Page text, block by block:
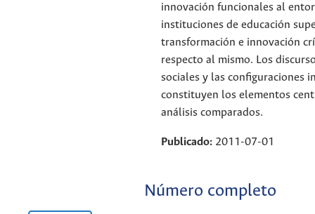
innovación funcionales al
instituciones de educación
transformación e innovación
respecto al mismo. Los
sociales y las configuraciones
constituyen los elementos
análisis comparados.
Publicado: 2011-07-01
Número completo